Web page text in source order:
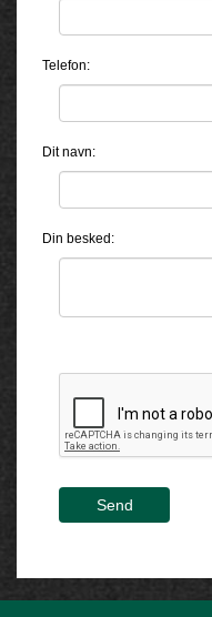
Telefon:
Dit navn:
Din besked:
Send